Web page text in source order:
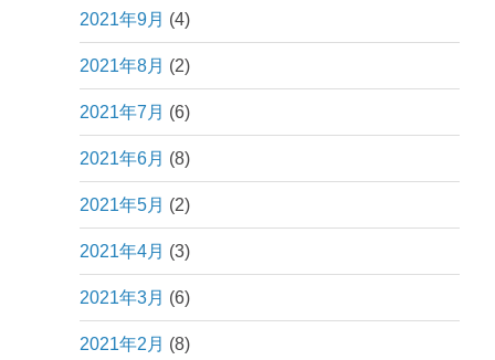
2021年9月 (4)
2021年8月 (2)
2021年7月 (6)
2021年6月 (8)
2021年5月 (2)
2021年4月 (3)
2021年3月 (6)
2021年2月 (8)